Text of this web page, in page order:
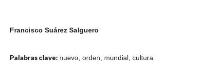
Francisco Suárez Salguero
Palabras clave: nuevo, orden, mundial, cultura